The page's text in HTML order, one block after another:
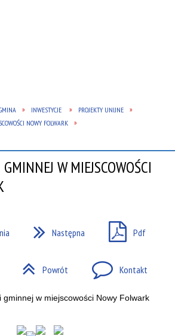
INWESTYCJE
PROJEKTY UNIJNE
NOWY FOLWARK
W MIEJSCOWOŚCI
Następna Pdf
Powrót Kontakt